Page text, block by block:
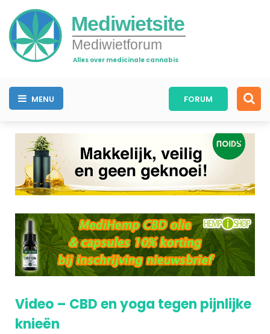
Mediwietsite
Mediwietforum
Alles over medicinale cannabis
MENU FORUM
Video – CBD en yoga tegen pijnlijke
knieën